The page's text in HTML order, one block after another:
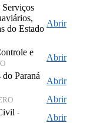
do Estado
Abrir
e
Abrir
Paraná
Abrir
Abrir
-
Abrir